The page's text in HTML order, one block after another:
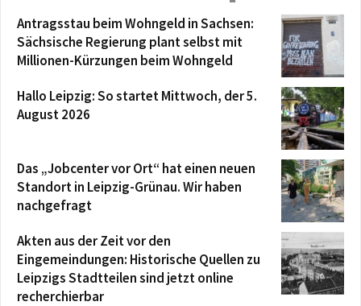
Antragsstau beim Wohngeld in Sachsen:
Sächsische Regierung plant selbst mit
Millionen-Kürzungen beim Wohngeld
Hallo Leipzig: So startet Mittwoch, der 5.
August 2026
Das „Jobcenter vor Ort“ hat einen neuen
Standort in Leipzig-Grünau. Wir haben
nachgefragt
Akten aus der Zeit vor den
Eingemeindungen: Historische Quellen zu
Leipzigs Stadtteilen sind jetzt online
recherchierbar